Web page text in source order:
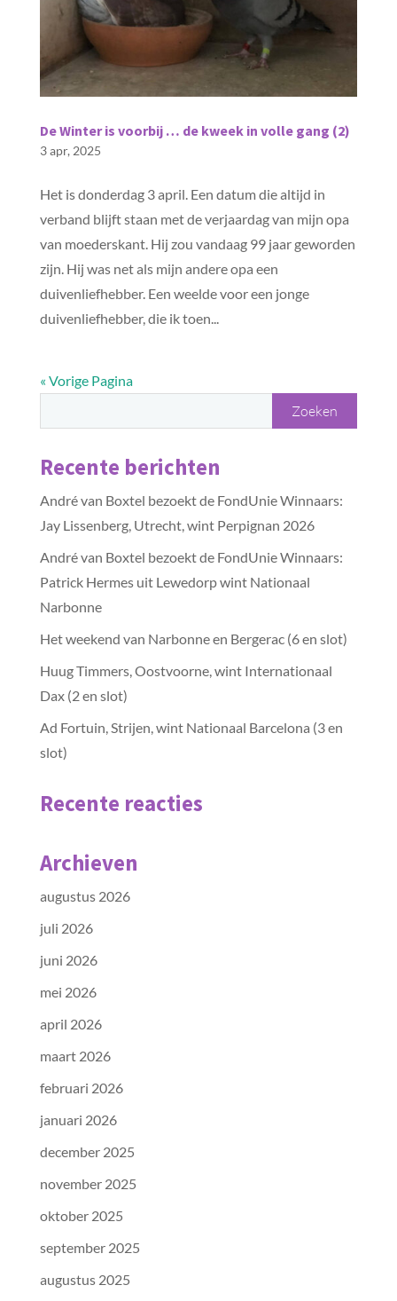
De Winter is voorbij … de kweek in volle gang (2)
3 apr, 2025
Het is donderdag 3 april. Een datum die altijd in
verband blijft staan met de verjaardag van mijn opa
van moederskant. Hij zou vandaag 99 jaar geworden
zijn. Hij was net als mijn andere opa een
duivenliefhebber. Een weelde voor een jonge
duivenliefhebber, die ik toen...
« Vorige Pagina
Recente berichten
André van Boxtel bezoekt de FondUnie Winnaars:
Jay Lissenberg, Utrecht, wint Perpignan 2026
André van Boxtel bezoekt de FondUnie Winnaars:
Patrick Hermes uit Lewedorp wint Nationaal
Narbonne
Het weekend van Narbonne en Bergerac (6 en slot)
Huug Timmers, Oostvoorne, wint Internationaal
Dax (2 en slot)
Ad Fortuin, Strijen, wint Nationaal Barcelona (3 en
slot)
Recente reacties
Archieven
augustus 2026
juli 2026
juni 2026
mei 2026
april 2026
maart 2026
februari 2026
januari 2026
december 2025
november 2025
oktober 2025
september 2025
augustus 2025